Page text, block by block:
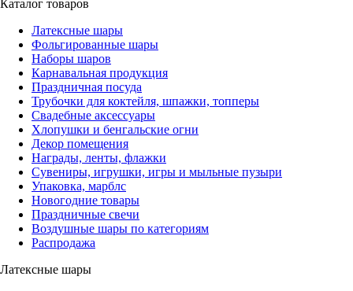
Каталог товаров
Латексные шары
Фольгированные шары
Наборы шаров
Карнавальная продукция
Праздничная посуда
Трубочки для коктейля, шпажки, топперы
Свадебные аксессуары
Хлопушки и бенгальские огни
Декор помещения
Награды, ленты, флажки
Сувениры, игрушки, игры и мыльные пузыри
Упаковка, марблс
Новогодние товары
Праздничные свечи
Воздушные шары по категориям
Распродажа
Латексные шары